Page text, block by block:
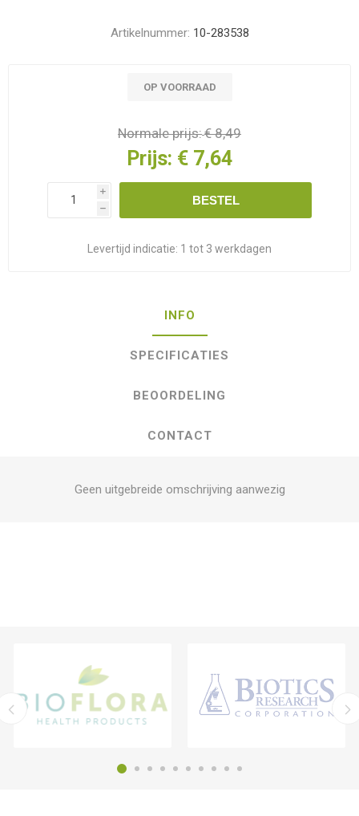
Artikelnummer: 10-283538
OP VOORRAAD
Normale prijs:€ 8,49
Prijs: € 7,64
i
h
BESTEL
Levertijd indicatie: 1 tot 3 werkdagen
INFO
SPECIFICATIES
BEOORDELING
CONTACT
Geen uitgebreide omschrijving aanwezig